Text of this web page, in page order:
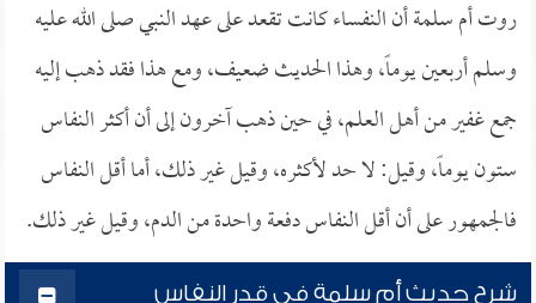
روت أم سلمة أن النفساء كانت تقعد على عهد النبي صلى الله عليه
وسلم أربعين يوماً، وهذا الحديث ضعيف، ومع هذا فقد ذهب إليه
جمع غفير من أهل العلم، في حين ذهب آخرون إلى أن أكثر النفاس
ستون يوماً، وقيل: لا حد لأكثره، وقيل غير ذلك، أما أقل النفاس
فالجمهور على أن أقل النفاس دفعة واحدة من الدم، وقيل غير ذلك.
شرح حديث أم سلمة في قدر النفاس